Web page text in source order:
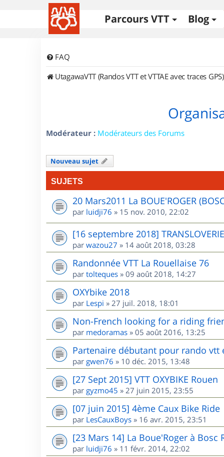
Parcours VTT Blog
FAQ
UtagawaVTT (Randos VTT et VTTAE avec traces GPS)
Modérateur : Modérateurs des Forums
Nouveau sujet
SUJETS
20 Mars2011 La BOUE'ROGER
par luidji76 » 15 nov. 2010, 22:02
[16 septembre 2018]
par wazou27 » 14 août 2018, 03:28
Randonnée VTT La Rouellaise 76
par tolteques » 09 août 2018, 14:27
OXYbike 2018
par Lespi » 27 juil. 2018, 18:01
Non-French looking for a riding
par medoramas » 05 août 2016, 13:25
Partenaire débutant pour rando vtt
par gwen76 » 10 déc. 2015, 13:48
[27 Sept 2015] VTT OXYBIKE Rouen
par gyzmo45 » 27 juin 2015, 23:55
[07 juin 2015] 4ème Caux Bike Ride
par LesCauxBoys » 16 avr. 2015, 23:51
[23 Mars 14] La Boue'Roger à Bosc
par luidji76 » 11 févr. 2014, 22:02